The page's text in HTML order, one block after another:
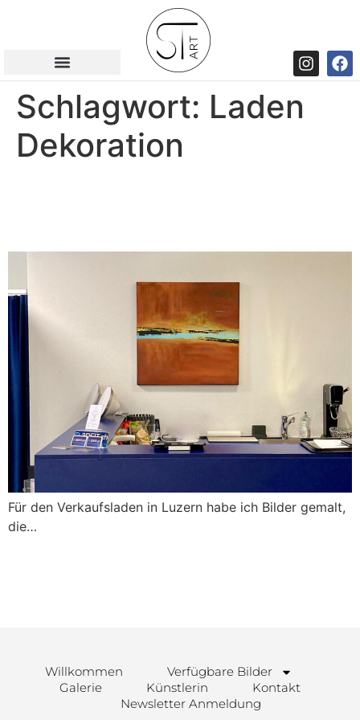
Schlagwort: Laden
Dekoration
Für den Verkaufsladen in Luzern habe ich Bilder gemalt,
die…
Willkommen
Verfügbare Bilder
Galerie
Künstlerin
Kontakt
Newsletter Anmeldung